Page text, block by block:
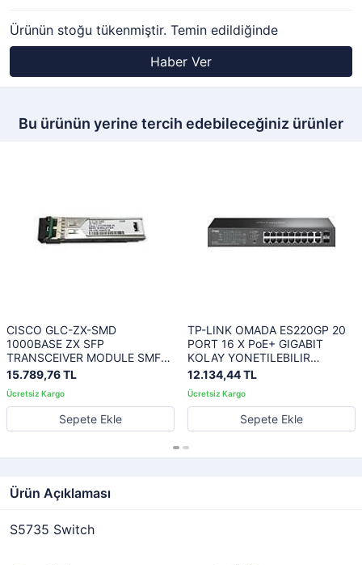
Ürünün stoğu tükenmiştir. Temin edildiğinde
Haber Ver
Bu ürünün yerine tercih edebileceğiniz ürünler
CISCO GLC-ZX-SMD
1000BASE ZX SFP
TRANSCEIVER MODULE SMF
1550NM DOM MAX 70KM
15.789,76 TL
Sepete Ekle
TP-LINK OMADA ES220GP 20
PORT 16 X PoE+ GIGABIT
KOLAY YONETILEBILIR
SWITCH
12.134,44 TL
Sepete Ekle
Ürün Açıklaması
S5735 Switch